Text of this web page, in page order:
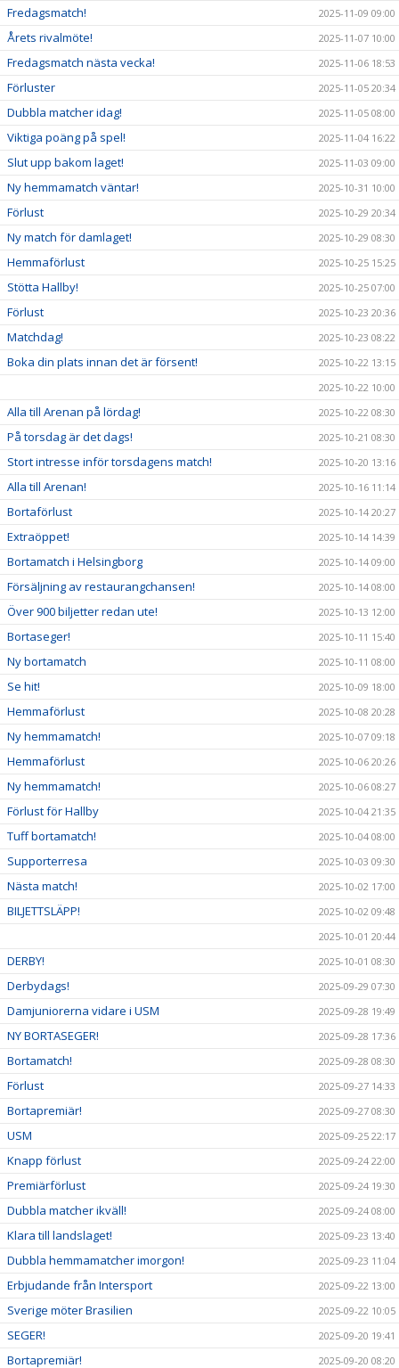
Fredagsmatch! 2025-11-09 09:00
Årets rivalmöte! 2025-11-07 10:00
Fredagsmatch nästa vecka! 2025-11-06 18:53
Förluster 2025-11-05 20:34
Dubbla matcher idag! 2025-11-05 08:00
Viktiga poäng på spel! 2025-11-04 16:22
Slut upp bakom laget! 2025-11-03 09:00
Ny hemmamatch väntar! 2025-10-31 10:00
Förlust 2025-10-29 20:34
Ny match för damlaget! 2025-10-29 08:30
Hemmaförlust 2025-10-25 15:25
Stötta Hallby! 2025-10-25 07:00
Förlust 2025-10-23 20:36
Matchdag! 2025-10-23 08:22
Boka din plats innan det är försent!
2025-10-22 13:15
2025-10-22 10:00
Alla till Arenan på lördag! 2025-10-22 08:30
På torsdag är det dags! 2025-10-21 08:30
Stort intresse inför torsdagens match! 2025-10-20 13:16
Alla till Arenan! 2025-10-16 11:14
Bortaförlust 2025-10-14 20:27
Extraöppet! 2025-10-14 14:39
Bortamatch i Helsingborg 2025-10-14 09:00
Försäljning av restaurangchansen! 2025-10-14 08:00
Över 900 biljetter redan ute! 2025-10-13 12:00
Bortaseger! 2025-10-11 15:40
Ny bortamatch 2025-10-11 08:00
Se hit! 2025-10-09 18:00
Hemmaförlust 2025-10-08 20:28
Ny hemmamatch! 2025-10-07 09:18
Hemmaförlust 2025-10-06 20:26
Ny hemmamatch! 2025-10-06 08:27
Förlust för Hallby 2025-10-04 21:35
Tuff bortamatch! 2025-10-04 08:00
Supporterresa 2025-10-03 09:30
Nästa match! 2025-10-02 17:00
BILJETTSLÄPP!
2025-10-02 09:48
2025-10-01 20:44
DERBY! 2025-10-01 08:30
Derbydags! 2025-09-29 07:30
Damjuniorerna vidare i USM 2025-09-28 19:49
NY BORTASEGER! 2025-09-28 17:36
Bortamatch! 2025-09-28 08:30
Förlust 2025-09-27 14:33
Bortapremiär! 2025-09-27 08:30
USM 2025-09-25 22:17
Knapp förlust 2025-09-24 22:00
Premiärförlust 2025-09-24 19:30
Dubbla matcher ikväll! 2025-09-24 08:00
Klara till landslaget! 2025-09-23 13:40
Dubbla hemmamatcher imorgon! 2025-09-23 11:04
Erbjudande från Intersport 2025-09-22 13:00
Sverige möter Brasilien 2025-09-22 10:05
SEGER! 2025-09-20 19:41
Bortapremiär! 2025-09-20 08:20